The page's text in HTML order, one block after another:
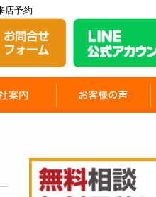
店予約